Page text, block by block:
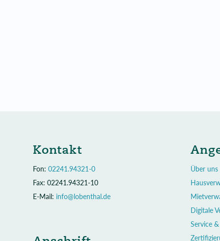
Kontakt
Fon: 02241.94321-0
Fax: 02241.94321-10
E-Mail: info@lobenthal.de
Über uns
Digitale
Service